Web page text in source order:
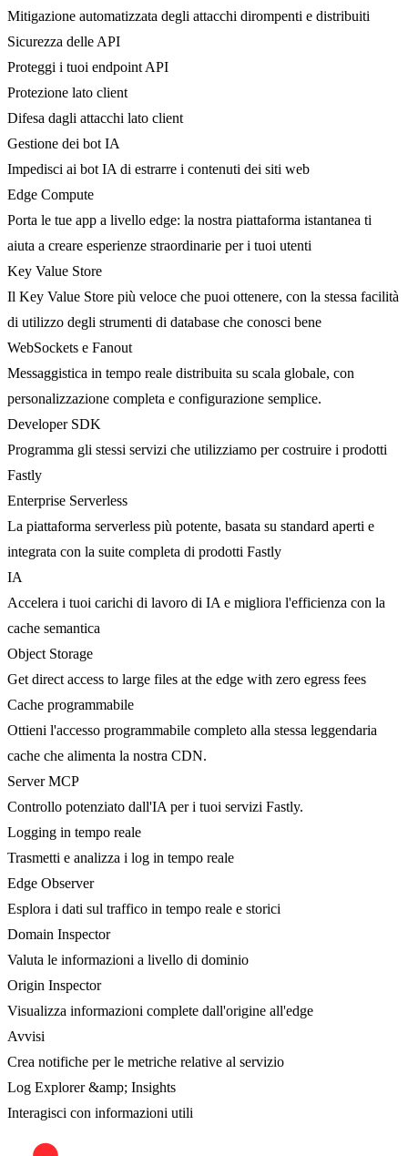
Mitigazione automatizzata degli attacchi dirompenti e distribuiti
Sicurezza delle API
Proteggi i tuoi endpoint API
Protezione lato client
Difesa dagli attacchi lato client
Gestione dei bot IA
Impedisci ai bot IA di estrarre i contenuti dei siti web
Edge Compute
Porta le tue app a livello edge: la nostra piattaforma istantanea ti
aiuta a creare esperienze straordinarie per i tuoi utenti
Key Value Store
Il Key Value Store più veloce che puoi ottenere, con la stessa facilità
di utilizzo degli strumenti di database che conosci bene
WebSockets e Fanout
Messaggistica in tempo reale distribuita su scala globale, con
personalizzazione completa e configurazione semplice.
Developer SDK
Programma gli stessi servizi che utilizziamo per costruire i prodotti
Fastly
Enterprise Serverless
La piattaforma serverless più potente, basata su standard aperti e
integrata con la suite completa di prodotti Fastly
IA
Accelera i tuoi carichi di lavoro di IA e migliora l'efficienza con la
cache semantica
Object Storage
Get direct access to large files at the edge with zero egress fees
Cache programmabile
Ottieni l'accesso programmabile completo alla stessa leggendaria
cache che alimenta la nostra CDN.
Server MCP
Controllo potenziato dall'IA per i tuoi servizi Fastly.
Logging in tempo reale
Trasmetti e analizza i log in tempo reale
Edge Observer
Esplora i dati sul traffico in tempo reale e storici
Domain Inspector
Valuta le informazioni a livello di dominio
Origin Inspector
Visualizza informazioni complete dall'origine all'edge
Avvisi
Crea notifiche per le metriche relative al servizio
Log Explorer &amp; Insights
Interagisci con informazioni utili